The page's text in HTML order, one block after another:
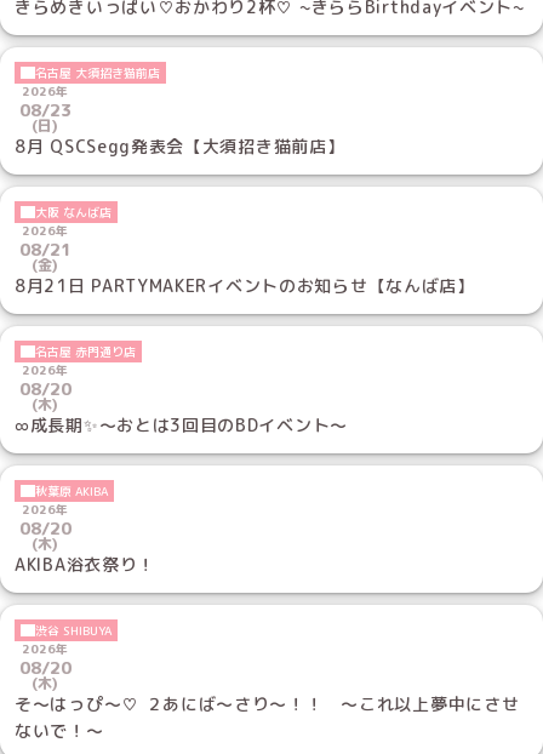
きらめきいっぱい♡おかわり2杯♡ ~きららBirthdayイベント~
名古屋 大須招き猫前店
2026年
08/23
(日)
8月 QSCSegg発表会【大須招き猫前店】
大阪 なんば店
2026年
08/21
(金)
8月21日 PARTYMAKERイベントのお知らせ【なんば店】
名古屋 赤門通り店
2026年
08/20
(木)
∞成長期✨～おとは3回目のBDイベント～
秋葉原 AKIBA
2026年
08/20
(木)
AKIBA浴衣祭り！
渋谷 SHIBUYA
2026年
08/20
(木)
そ〜はっぴ〜♡ ２あにば〜さり〜！！ 〜これ以上夢中にさせ
ないで！〜